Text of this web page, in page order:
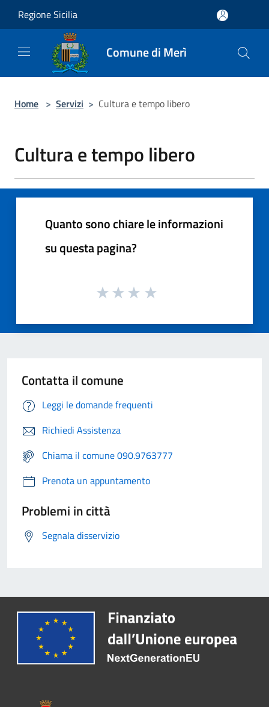
Regione Sicilia
Comune di Merì
Home > Servizi > Cultura e tempo libero
Cultura e tempo libero
Quanto sono chiare le informazioni
su questa pagina?
Contatta il comune
Leggi le domande frequenti
Richiedi Assistenza
Chiama il comune 090.9763777
Prenota un appuntamento
Problemi in città
Segnala disservizio